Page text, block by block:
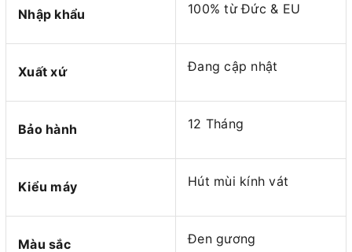
Nhập khẩu 100% từ Đức & EU
Xuất xứ Đang cập nhật
Bảo hành 12 Tháng
Kiểu máy Hút mùi kính vát
Màu sắc Đen gương